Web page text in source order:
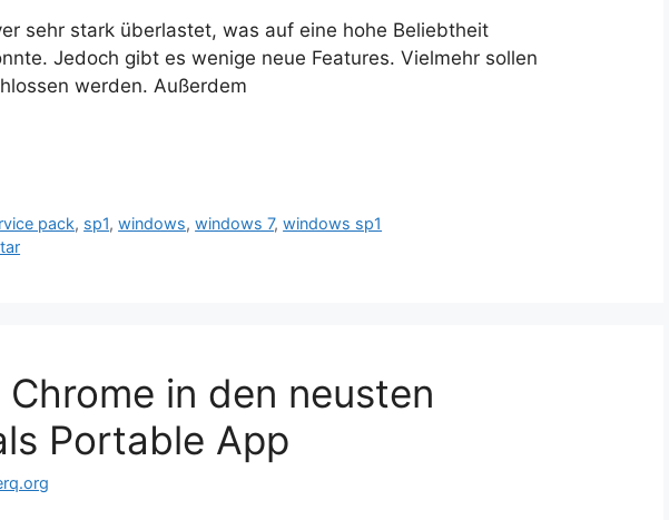
sehr stark überlastet, was auf eine hohe Beliebtheit
Jedoch gibt es wenige neue Features. Vielmehr sollen
werden. Außerdem
pack, sp1,windows,windows 7,windows sp1
in den neusten
Portable App